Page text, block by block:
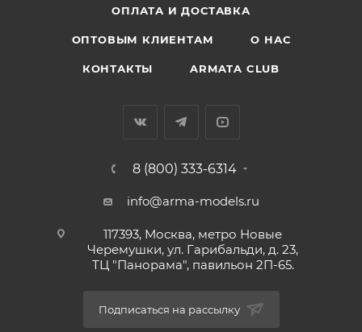
ОПЛАТА И ДОСТАВКА
ОПТОВЫМ КЛИЕНТАМ О НАС
КОНТАКТЫ ARMATA CLUB
8 (800) 333-6314
info@arma-models.ru
117393, Москва, метро Новые
Черемушки, ул. Гарибальди, д. 23,
ТЦ "Панорама", павильон 2П-65.
Подписаться на рассылку